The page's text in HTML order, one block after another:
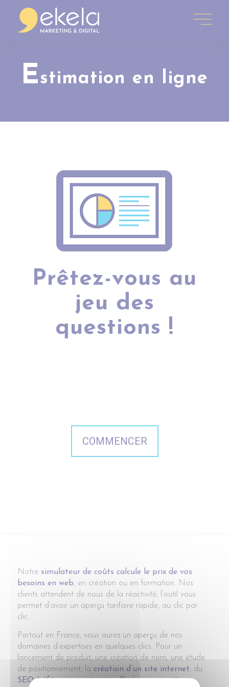
Estimation en ligne
Prêtez-vous au
jeu des
questions !
COMMENCER
Notre simulateur de coûts calcule le prix de vos
besoins en web, en création ou en formation. Nos
clients attendent de nous de la réactivité, l’outil vous
permet d’avoir un aperçu tarifaire rapide, au clic par
clic.
Partout en France, vous aurez un aperçu de nos
domaines d’expertises en quelques clics. Pour un
lancement de produit, une création de nom, une étude
de positionnement, la création d’un site internet, du
SEO (référencement naturel), ducommunity